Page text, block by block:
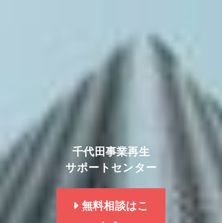
千代田事業再生
サポートセンター
無料相談はこ